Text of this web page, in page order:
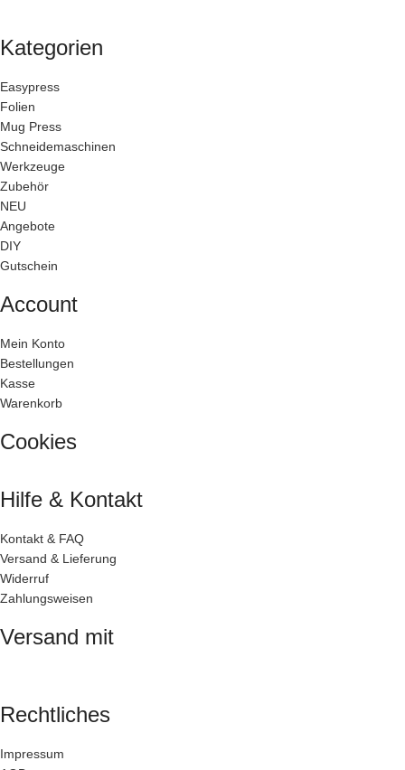
Kategorien
Easypress
Folien
Mug Press
Schneidemaschinen
Werkzeuge
Zubehör
NEU
Angebote
DIY
Gutschein
Account
Mein Konto
Bestellungen
Kasse
Warenkorb
Cookies
Hilfe & Kontakt
Kontakt & FAQ
Versand & Lieferung
Widerruf
Zahlungsweisen
Versand mit
Rechtliches
Impressum